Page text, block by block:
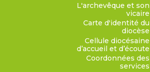
L'archevêque et son
vicaire
Carte d'identité du
diocèse
Cellule diocésaine
d’accueil et d’écoute
Coordonnées des
services